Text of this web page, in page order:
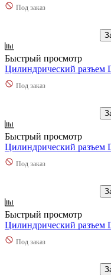
Под заказ
Быстрый просмотр
Цилиндрический разъем
Под заказ
Быстрый просмотр
Цилиндрический разъем
Под заказ
Быстрый просмотр
Цилиндрический разъем
Под заказ